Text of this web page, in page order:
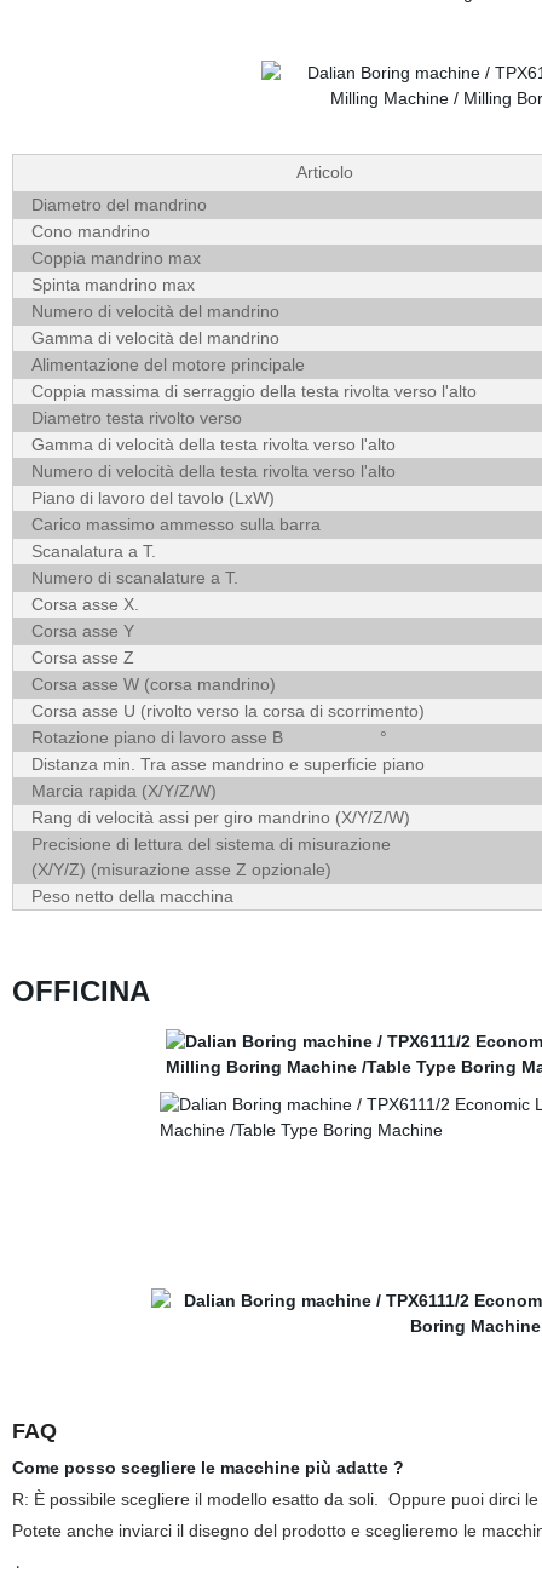
Articolo
Diametro del mandrino
Cono mandrino
Coppia mandrino max
Spinta mandrino max
Numero di velocità del mandrino
Gamma di velocità del mandrino
Alimentazione del motore principale
Coppia massima di serraggio della testa rivolta verso l'alto
Diametro testa rivolto verso
Gamma di velocità della testa rivolta verso l'alto
Numero di velocità della testa rivolta verso l'alto
Piano di lavoro del tavolo (LxW)
Carico massimo ammesso sulla barra
Scanalatura a T.
Numero di scanalature a T.
Corsa asse X.
Corsa asse Y
Corsa asse Z
Corsa asse W (corsa mandrino)
Corsa asse U (rivolto verso la corsa di scorrimento)
Rotazione piano di lavoro asse B
°
Distanza min. Tra asse mandrino e superficie piano
Marcia rapida (X/Y/Z/W)
Rang di velocità assi per giro mandrino (X/Y/Z/W)
Precisione di lettura del sistema di misurazione
(X/Y/Z) (misurazione asse Z opzionale)
Peso netto della macchina
OFFICINA
FAQ
Come posso scegliere le macchine più adatte ?
R: È possibile scegliere il modello esatto da soli. Oppure puoi dirci
Potete anche inviarci il disegno del prodotto e sceglieremo le
.